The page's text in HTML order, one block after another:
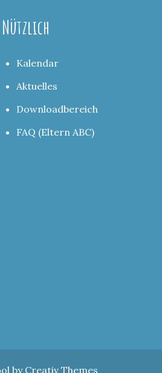
Nützlich
Kalendar
Aktuelles
Downloadbereich
FAQ (Eltern ABC)
by Creativ Themes